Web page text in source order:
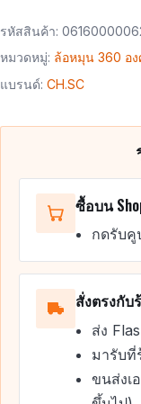
รหัสสินค้า:
หมวดหมู่: ล้อหมุน 360 อง
แบรนด์: CH.SC
ซื้อบน
กดรับคู
สั่งตรงกับ
ส่ง
มารับที่
ขนส่งเ